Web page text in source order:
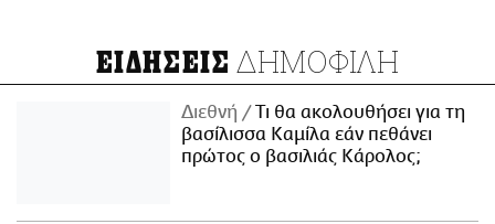
ΕΙΔΗΣΕΙΣ ΔΗΜΟΦΙΛΗ
Διεθνή
Τι θα ακολουθήσει για τη
βασίλισσα Καμίλα εάν πεθάνει
πρώτος ο βασιλιάς Κάρολος;